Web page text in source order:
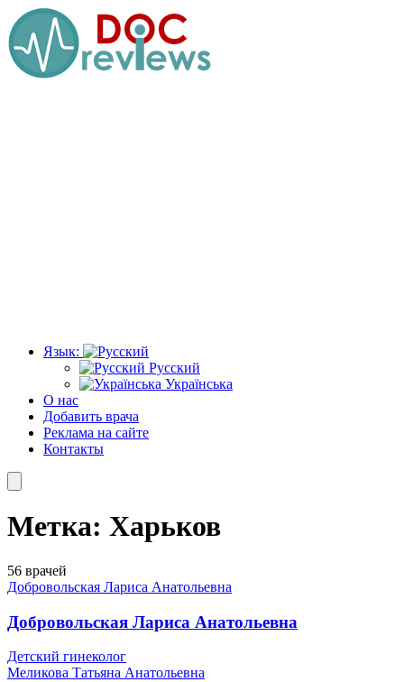
Перейти
к
содержимому
Язык:
Русский
Українська
О нас
Добавить врача
Реклама на сайте
Контакты
Метка: Харьков
56 врачей
Добровольская Лариса Анатольевна
Добровольская Лариса Анатольевна
Детский гинеколог
Меликова Татьяна Анатольевна